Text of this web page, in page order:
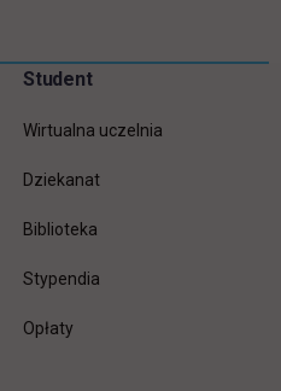
Student
Wirtualna uczelnia
Dziekanat
Biblioteka
Stypendia
Opłaty